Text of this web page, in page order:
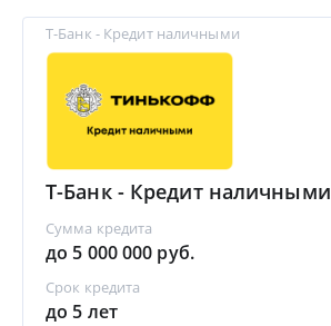
Т-Банк - Кредит наличными
Т-Банк - Кредит наличными
Сумма кредита
до 5 000 000 руб.
Срок кредита
до 5 лет